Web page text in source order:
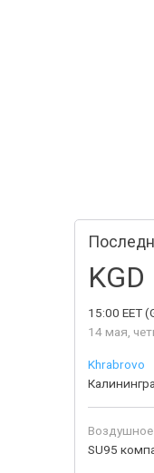
KGD
15:00 EET
14 мая,
Khrabrovo
Воздушное
SU95